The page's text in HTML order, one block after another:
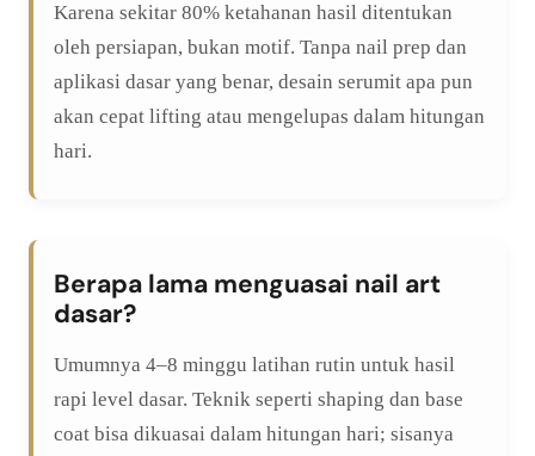
Karena sekitar 80% ketahanan hasil ditentukan
oleh persiapan, bukan motif. Tanpa nail prep dan
aplikasi dasar yang benar, desain serumit apa pun
akan cepat lifting atau mengelupas dalam hitungan
hari.
Berapa lama menguasai nail art
dasar?
Umumnya 4–8 minggu latihan rutin untuk hasil
rapi level dasar. Teknik seperti shaping dan base
coat bisa dikuasai dalam hitungan hari; sisanya